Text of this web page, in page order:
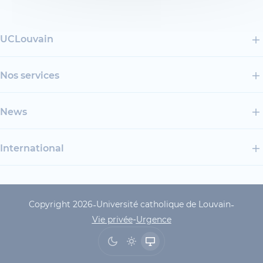
UCLouvain
Nos services
News
International
UCLouvain Footer
Copyright 2026-Université catholique de Louvain-
Vie privée-Urgence